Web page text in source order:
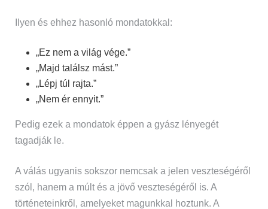
Ilyen és ehhez hasonló mondatokkal:
„Ez nem a világ vége.”
„Majd találsz mást.”
„Lépj túl rajta.”
„Nem ér ennyit.”
Pedig ezek a mondatok éppen a gyász lényegét
tagadják le.
A válás ugyanis sokszor nemcsak a jelen veszteségéről
szól, hanem a múlt és a jövő veszteségéről is. A
történeteinkről, amelyeket magunkkal hoztunk. A